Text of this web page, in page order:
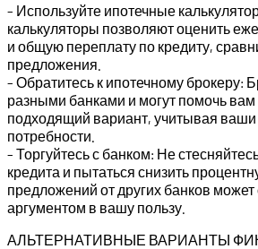
– Используйте ипотечные
калькуляторы позволяют оценить
и общую переплату по кредиту,
предложения.
– Обратитесь к ипотечному брокеру:
разными банками и могут помочь
подходящий вариант, учитывая
потребности.
– Торгуйтесь с банком: Не
кредита и пытаться снизить
предложений от других банков
аргументом в вашу пользу.
АЛЬТЕРНАТИВНЫЕ ВАРИАНТЫ